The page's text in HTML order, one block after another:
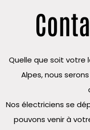
Quelle que soit votre
Alpes, nous
Nos électriciens se
pouvons venir à